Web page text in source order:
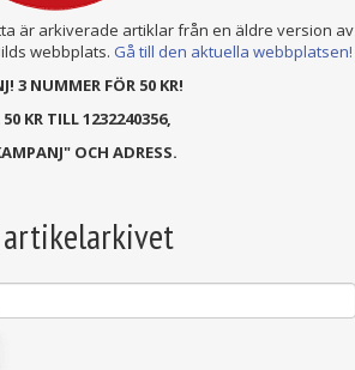
är arkiverade artiklar från en äldre version av
webbplats. Gå till den aktuella webbplatsen!
3 NUMMER FÖR 50 KR!
KR TILL 1232240356,
OCH ADRESS.
artikelarkivet